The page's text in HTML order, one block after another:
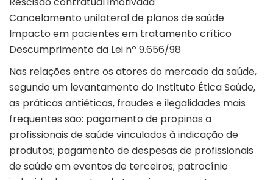
Cancelamento unilateral de planos de saúde
Impacto em pacientes em tratamento crítico
Descumprimento da Lei nº 9.656/98
Nas relações entre os atores do mercado da saúde,
segundo um levantamento do Instituto Ética Saúde,
as práticas antiéticas, fraudes e ilegalidades mais
frequentes são: pagamento de propinas a
profissionais de saúde vinculados à indicação de
produtos; pagamento de despesas de profissionais
de saúde em eventos de terceiros; patrocínio